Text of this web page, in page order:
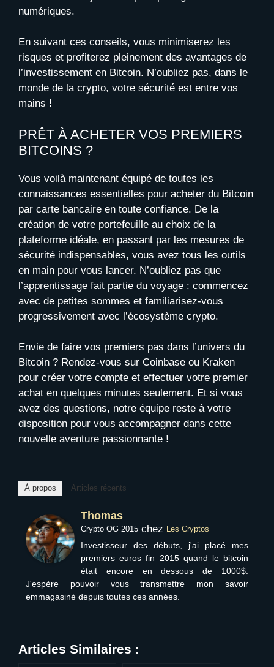
numériques.
En suivant ces conseils, vous minimiserez les
risques et profiterez pleinement des avantages de
l’investissement en Bitcoin. N’oubliez pas, dans le
monde de la crypto, votre sécurité est entre vos
mains !
PRÊT À ACHETER VOS PREMIERS
BITCOINS ?
Vous voilà maintenant équipé de toutes les
connaissances essentielles pour acheter du Bitcoin
par carte bancaire en toute confiance. De la
création de votre portefeuille au choix de la
plateforme idéale, en passant par les mesures de
sécurité indispensables, vous avez tous les outils
en main pour vous lancer. N’oubliez pas que
l’apprentissage fait partie du voyage : commencez
avec de petites sommes et familiarisez-vous
progressivement avec l’écosystème crypto.
Envie de faire vos premiers pas dans l’univers du
Bitcoin ? Rendez-vous sur Coinbase ou Kraken
pour créer votre compte et effectuer votre premier
achat en quelques minutes seulement. Et si vous
avez des questions, notre équipe reste à votre
disposition pour vous accompagner dans cette
nouvelle aventure passionnante !
À propos Articles récents
Thomas
Crypto OG 2015 chez Les Cryptos
Investisseur des débuts, j'ai placé mes
premiers euros fin 2015 quand le bitcoin
était encore en dessous de 1000$.
J'espère pouvoir vous transmettre mon savoir
emmagasiné depuis toutes ces années.
Articles Similaires :